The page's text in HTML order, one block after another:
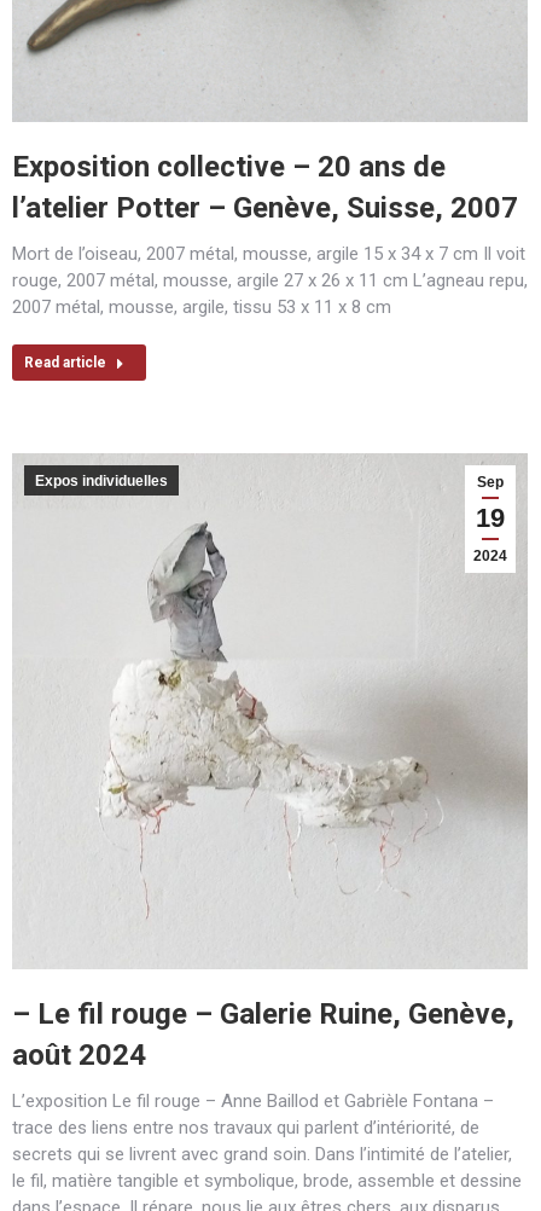
Exposition collective – 20 ans de
l’atelier Potter – Genève, Suisse, 2007
Mort de l’oiseau, 2007 métal, mousse, argile 15 x 34 x 7 cm Il voit
rouge, 2007 métal, mousse, argile 27 x 26 x 11 cm L’agneau repu,
2007 métal, mousse, argile, tissu 53 x 11 x 8 cm
Read article
Sep
19
2024
Expos individuelles
– Le fil rouge – Galerie Ruine, Genève,
août 2024
L’exposition Le fil rouge – Anne Baillod et Gabrièle Fontana –
trace des liens entre nos travaux qui parlent d’intériorité, de
secrets qui se livrent avec grand soin. Dans l’intimité de l’atelier,
le fil, matière tangible et symbolique, brode, assemble et dessine